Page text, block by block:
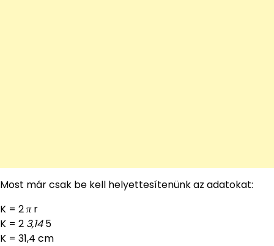
Most már csak be kell helyettesítenünk az adatokat:
K = 2πr
K = 2 3,145
K = 31,4 cm